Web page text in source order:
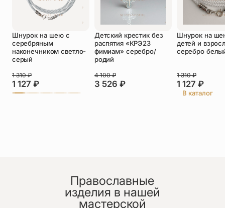
Оставить отзыв
Подтверждаю свое согласие с
политикой конфиденциальностии даю
согласие на обработку персональных
данных
Пока нет отзывов. Будьте первым!
Шнурок на шею с
серебряным
наконечником светло-
серый
1 127 ₽
1 310₽
Детский крестик без
распятия «КРЭ23
фимиам» серебро/
родий
3 526 ₽
4 100₽
Шнурок на
детей и
серебро
1 127 ₽
1 310₽
В каталог
Православные
изделия в нашей
мастерской